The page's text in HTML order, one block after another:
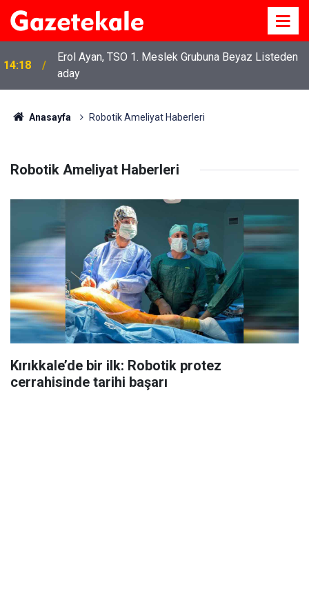
14:18
Erol Ayan, TSO 1. Meslek Grubuna Beyaz Listeden
aday
Anasayfa Robotik Ameliyat Haberleri
Robotik Ameliyat Haberleri
Kırıkkale’de bir ilk: Robotik protez
cerrahisinde tarihi başarı